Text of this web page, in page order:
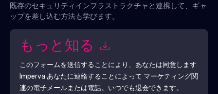
既存のセキュリティインフラストラクチャと連携して、ギャ
ップを差し込む方法も学びます。
もっと知る
このフォームを送信することにより、あなたは同意します
Imperva あなたに連絡することによって マーケティング関
連の電子メールまたは電話。いつでも退会できます。